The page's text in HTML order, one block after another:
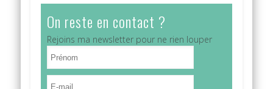
On reste en contact ?
Rejoins ma newsletter pour ne rien louper